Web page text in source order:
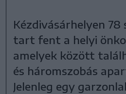
Kézdivásárhelyen 78
tart fent a helyi
amelyek között
és háromszobás
Jelenleg egy